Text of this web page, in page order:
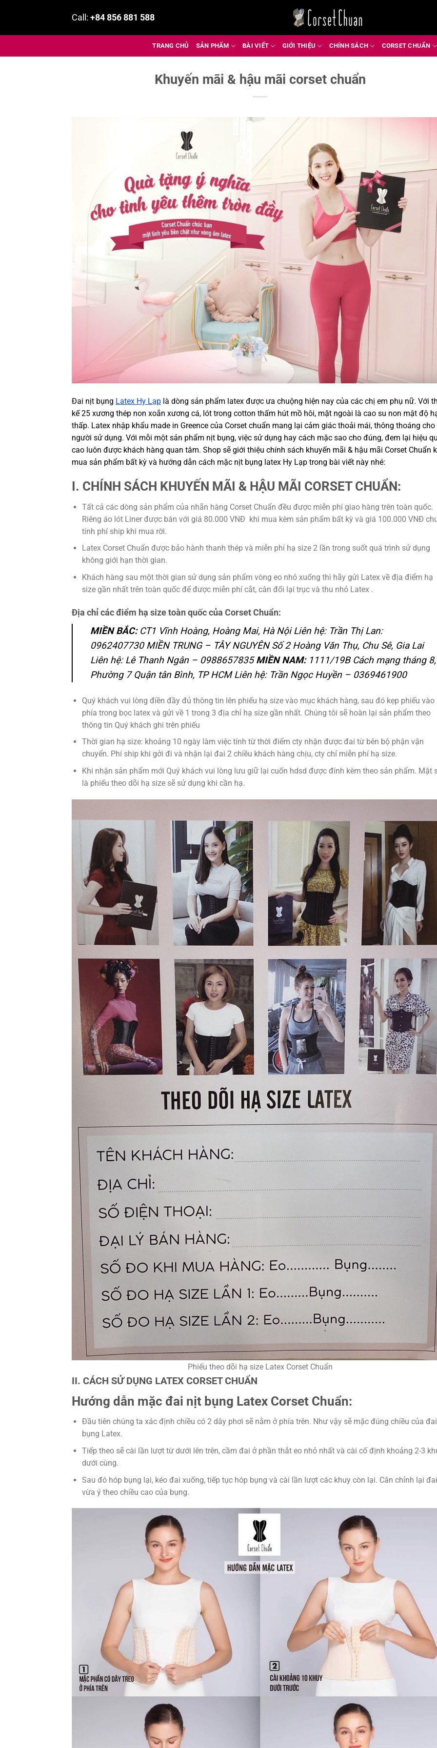
Call: +84 856 881 588
TRANG CHỦ SẢN PHẨM BÀI VIẾT GIỚI THIỆU CHÍNH SÁCH CORSET CHUẨN
Khuyến mãi & hậu mãi corset chuẩn
Đai nịt bụng Latex Hy Lạp là dòng sản phẩm latex được ưa chuộng hiện nay của các chị em phụ nữ. Với
kế 25 xương thép non xoắn xương cá, lót trong cotton thấm hút mồ hôi, mặt ngoài là cao su non mật độ
thấp. Latex nhập khẩu made in Greence của Corset chuẩn mang lại cảm giác thoải mái, thông thoáng cho
người sử dụng. Với mỗi một sản phẩm nịt bụng, việc sử dụng hay cách mặc sao cho đúng, đem lại hiệu
cao luôn được khách hàng quan tâm. Shop sẽ giới thiệu chính sách khuyến mãi & hậu mãi Corset Chuẩn
mua sản phẩm bất kỳ và hướng dẫn cách mặc nịt bụng latex Hy Lạp trong bài viết này nhé:
I. CHÍNH SÁCH KHUYẾN MÃI & HẬU MÃI CORSET CHUẨN:
Tất cả các dòng sản phẩm của nhãn hàng Corset Chuẩn đều được miễn phí giao hàng trên toàn quốc.
Riêng áo lót Liner được bán với giá 80.000 VNĐ khi mua kèm sản phẩm bất kỳ và giá 100.000 VNĐ
tính phí ship khi mua rời.
Latex Corset Chuẩn được bảo hành thanh thép và miễn phí hạ size 2 lần trong suốt quá trình sử dụng
không giới hạn thời gian.
Khách hàng sau một thời gian sử dụng sản phẩm vòng eo nhỏ xuống thì hãy gửi Latex về địa điểm hạ
size gần nhất trên toàn quốc để được miễn phí cắt, cân đối lại trục và thu nhỏ Latex .
Địa chỉ các điểm hạ size toàn quốc của Corset Chuẩn:
MIỀN BẮC:CT1 Vĩnh Hoàng, Hoàng Mai, Hà Nội Liên hệ: Trần Thị Lan:
0962407730 MIỀN TRUNG – TÂY NGUYÊN Số 2 Hoàng Văn Thụ, Chu Sê, Gia Lai
Liên hệ: Lê Thanh Ngân – 0988657835MIỀN NAM:1111/19B Cách mạng tháng 8,
Phường 7 Quận tân Bình, TP HCM Liên hệ: Trần Ngọc Huyền – 0369461900
Quý khách vui lòng điền đầy đủ thông tin lên phiếu hạ size vào mục khách hàng, sau đó kẹp phiếu vào
phía trong bọc latex và gửi về 1 trong 3 địa chỉ hạ size gần nhất. Chúng tôi sẽ hoàn lại sản phẩm theo
thông tin Quý khách ghi trên phiếu
Thời gian hạ size: khoảng 10 ngày làm việc tính từ thời điểm cty nhận được đai từ bên bộ phận vận
chuyển. Phí ship khi gởi đi và nhận lại đai 2 chiều khách hàng chịu, cty chỉ miễn phí hạ size.
Khi nhận sản phẩm mới Quý khách vui lòng lưu giữ lại cuốn hdsd được đính kèm theo sản phẩm. Mặt
là phiếu theo dõi hạ size sẽ sử dụng khi cần hạ.
Phiếu theo dõi hạ size Latex Corset Chuẩn
II. CÁCH SỬ DỤNG LATEX CORSET CHUẨN
Hướng dẫn mặc đai nịt bụng Latex Corset Chuẩn:
Đầu tiên chúng ta xác định chiều có 2 dây phơi sẽ nằm ở phía trên. Như vậy sẽ mặc đúng chiều của
bụng Latex.
Tiếp theo sẽ cài lần lượt từ dưới lên trên, cầm đai ở phần thắt eo nhỏ nhất và cài cố định khoảng 2-3
dưới cùng.
Sau đó hóp bụng lại, kéo đai xuống, tiếp tục hóp bụng và cài lần lượt các khuy còn lại. Cân chỉnh lại đai
vừa ý theo chiều cao của bụng.